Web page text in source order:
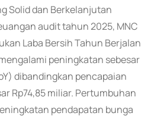
Solid dan Berkelanjutan
audit tahun 2025, MNC
Laba Bersih Tahun Berjalan
peningkatan sebesar
dibandingkan pencapaian
Rp74,85 miliar. Pertumbuhan
pendapatan bunga